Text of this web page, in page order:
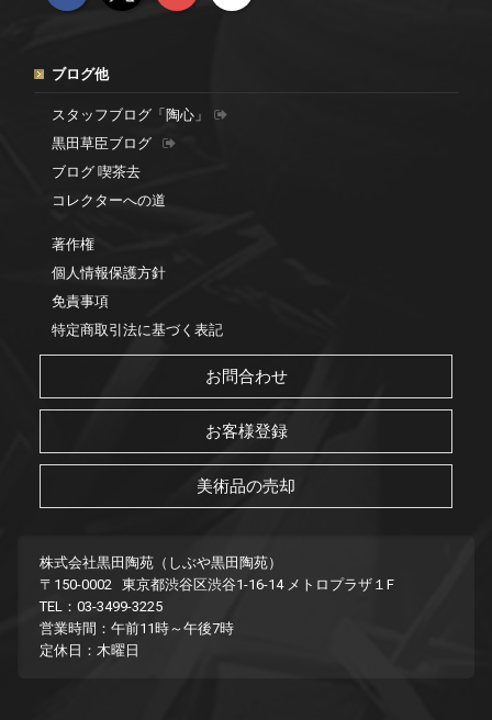
ブログ他
スタッフブログ「陶心」
黒田草臣ブログ
ブログ 喫茶去
コレクターへの道
著作権
個人情報保護方針
免責事項
特定商取引法に基づく表記
お問合わせ
お客様登録
美術品の売却
株式会社黒田陶苑（しぶや黒田陶苑）
〒150-0002 東京都渋谷区渋谷1-16-14 メトロプラザ１F
TEL：03-3499-3225
営業時間：午前11時～午後7時
定休日：木曜日